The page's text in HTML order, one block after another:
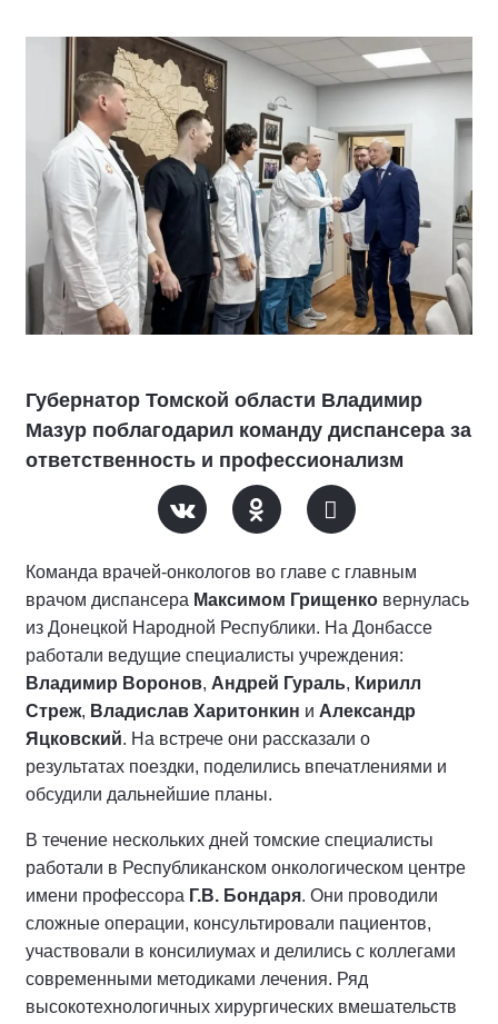
Губернатор Томской области Владимир
Мазур поблагодарил команду диспансера за
ответственность и профессионализм
Команда врачей-онкологов во главе с главным
врачом диспансера Максимом Грищенко вернулась
из Донецкой Народной Республики. На Донбассе
работали ведущие специалисты учреждения:
Владимир Воронов, Андрей Гураль, Кирилл
Стреж, Владислав Харитонкин и Александр
Яцковский. На встрече они рассказали о
результатах поездки, поделились впечатлениями и
обсудили дальнейшие планы.
В течение нескольких дней томские специалисты
работали в Республиканском онкологическом центре
имени профессора Г.В. Бондаря. Они проводили
сложные операции, консультировали пациентов,
участвовали в консилиумах и делились с коллегами
современными методиками лечения. Ряд
высокотехнологичных хирургических вмешательств